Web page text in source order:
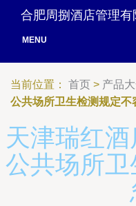
合肥周捌酒店管理有
MENU
当前位置： 首页 > 产品
公共场所卫生检测规定不
天津瑞红酒
公共场所